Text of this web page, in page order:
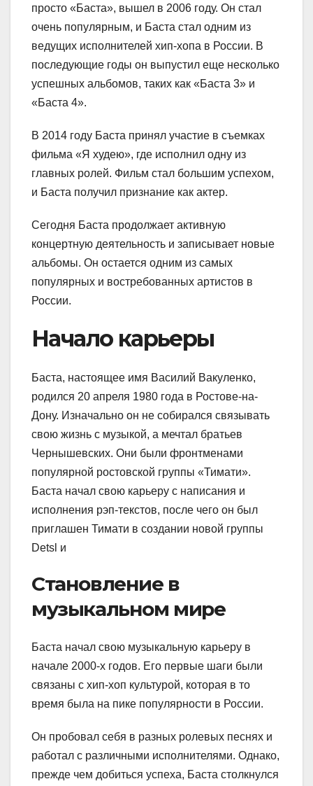
просто «Баста», вышел в 2006 году. Он стал
очень популярным, и Баста стал одним из
ведущих исполнителей хип-хопа в России. В
последующие годы он выпустил еще несколько
успешных альбомов, таких как «Баста 3» и
«Баста 4».
В 2014 году Баста принял участие в съемках
фильма «Я худею», где исполнил одну из
главных ролей. Фильм стал большим успехом,
и Баста получил признание как актер.
Сегодня Баста продолжает активную
концертную деятельность и записывает новые
альбомы. Он остается одним из самых
популярных и востребованных артистов в
России.
Начало карьеры
Баста, настоящее имя Василий Вакуленко,
родился 20 апреля 1980 года в Ростове-на-
Дону. Изначально он не собирался связывать
свою жизнь с музыкой, а мечтал братьев
Чернышевских. Они были фронтменами
популярной ростовской группы «Тимати».
Баста начал свою карьеру с написания и
исполнения рэп-текстов, после чего он был
приглашен Тимати в создании новой группы
Detsl и
Становление в
музыкальном мире
Баста начал свою музыкальную карьеру в
начале 2000-х годов. Его первые шаги были
связаны с хип-хоп культурой, которая в то
время была на пике популярности в России.
Он пробовал себя в разных ролевых песнях и
работал с различными исполнителями. Однако,
прежде чем добиться успеха, Баста столкнулся